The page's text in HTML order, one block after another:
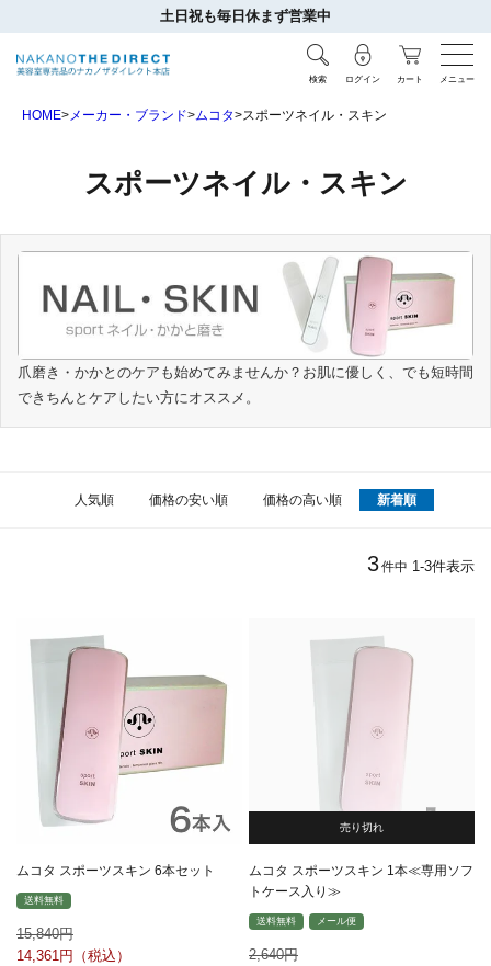
土日祝も毎日休まず営業中
検索 ログイン カート メニュー
HOME メーカー・ブランド ムコタ スポーツネイル・スキン
スポーツネイル・スキン
爪磨き・かかとのケアも始めてみませんか？お肌に優しく、でも短時間
できちんとケアしたい方にオススメ。
人気順 価格の安い順 価格の高い順 新着順
3件中 1 -3件表示
ムコタ スポーツスキン 6本セット
送料無料
15,840
14,361
売り切れ
ムコタ スポーツスキン 1本≪専用ソフ
トケース入り≫
送料無料 メール便
2,640